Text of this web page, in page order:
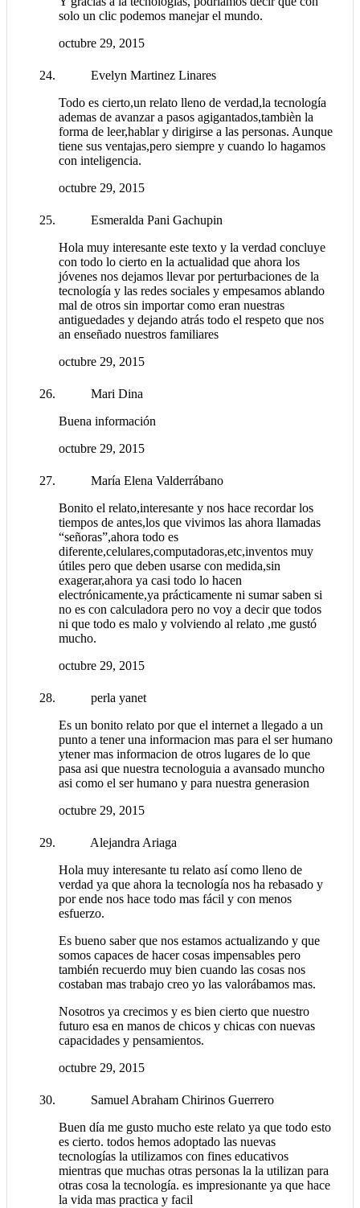
solo un clic podemos manejar el mundo.
octubre 29, 2015
Evelyn Martinez Linares
Todo es cierto,un relato lleno de verdad,la tecnología
ademas de avanzar a pasos agigantados,tambièn la
forma de leer,hablar y dirigirse a las personas. Aunque
tiene sus ventajas,pero siempre y cuando lo hagamos
con inteligencia.
octubre 29, 2015
Esmeralda Pani Gachupin
Hola muy interesante este texto y la verdad concluye
con todo lo cierto en la actualidad que ahora los
jóvenes nos dejamos llevar por perturbaciones de la
tecnología y las redes sociales y empesamos ablando
mal de otros sin importar como eran nuestras
antiguedades y dejando atrás todo el respeto que nos
an enseñado nuestros familiares
octubre 29, 2015
Mari Dina
Buena información
octubre 29, 2015
María Elena Valderrábano
Bonito el relato,interesante y nos hace recordar los
tiempos de antes,los que vivimos las ahora llamadas
“señoras”,ahora todo es
diferente,celulares,computadoras,etc,inventos muy
útiles pero que deben usarse con medida,sin
exagerar,ahora ya casi todo lo hacen
electrónicamente,ya prácticamente ni sumar saben si
no es con calculadora pero no voy a decir que todos
ni que todo es malo y volviendo al relato ,me gustó
mucho.
octubre 29, 2015
perla yanet
Es un bonito relato por que el internet a llegado a un
punto a tener una informacion mas para el ser humano
ytener mas informacion de otros lugares de lo que
pasa asi que nuestra tecnologuia a avansado muncho
asi como el ser humano y para nuestra generasion
octubre 29, 2015
Alejandra Ariaga
Hola muy interesante tu relato así como lleno de
verdad ya que ahora la tecnología nos ha rebasado y
por ende nos hace todo mas fácil y con menos
esfuerzo.
Es bueno saber que nos estamos actualizando y que
somos capaces de hacer cosas impensables pero
también recuerdo muy bien cuando las cosas nos
costaban mas trabajo creo yo las valorábamos mas.
Nosotros ya crecimos y es bien cierto que nuestro
futuro esa en manos de chicos y chicas con nuevas
capacidades y pensamientos.
octubre 29, 2015
Samuel Abraham Chirinos Guerrero
Buen día me gusto mucho este relato ya que todo esto
es cierto. todos hemos adoptado las nuevas
tecnologías la utilizamos con fines educativos
mientras que muchas otras personas la la utilizan para
otras cosa la tecnología. es impresionante ya que hace
la vida mas practica y facil